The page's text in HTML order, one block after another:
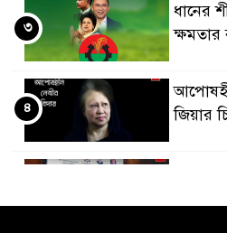
ধানের
ক্ষমতার
৩
জিয়ার
৪